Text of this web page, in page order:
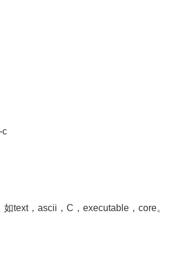
c
text，ascii，C，executable，core。